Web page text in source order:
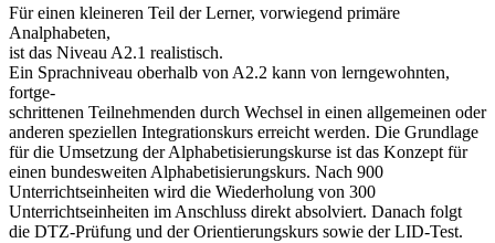
Für einen kleineren Teil der Lerner, vorwiegend primäre
Analphabeten,
ist das Niveau A2.1 realistisch.
Ein Sprachniveau oberhalb von A2.2 kann von lerngewohnten,
fortge-
schrittenen Teilnehmenden durch Wechsel in einen allgemeinen oder
anderen speziellen Integrationskurs erreicht werden. Die Grundlage
für die Umsetzung der Alphabetisierungskurse ist das Konzept für
einen bundesweiten Alphabetisierungskurs. Nach 900
Unterrichtseinheiten wird die Wiederholung von 300
Unterrichtseinheiten im Anschluss direkt absolviert. Danach folgt
die DTZ-Prüfung und der Orientierungskurs sowie der LID-Test.